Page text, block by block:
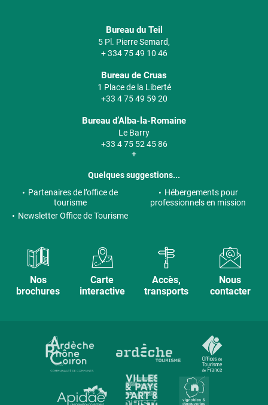
Bureau du Teil
5 Pl. Pierre Semard,
+ 334 75 49 10 46
Bureau de Cruas
1 Place de la Liberté
+33 4 75 49 59 20
Bureau d’Alba-la-Romaine
Le Barry
+33 4 75 52 45 86
+
Quelques suggestions...
Partenaires de l’office de
tourisme
Hébergements pour
professionnels en mission
Newsletter Office de Tourisme
Nos
brochures
Carte
interactive
Accès,
transports
Nous
contacter